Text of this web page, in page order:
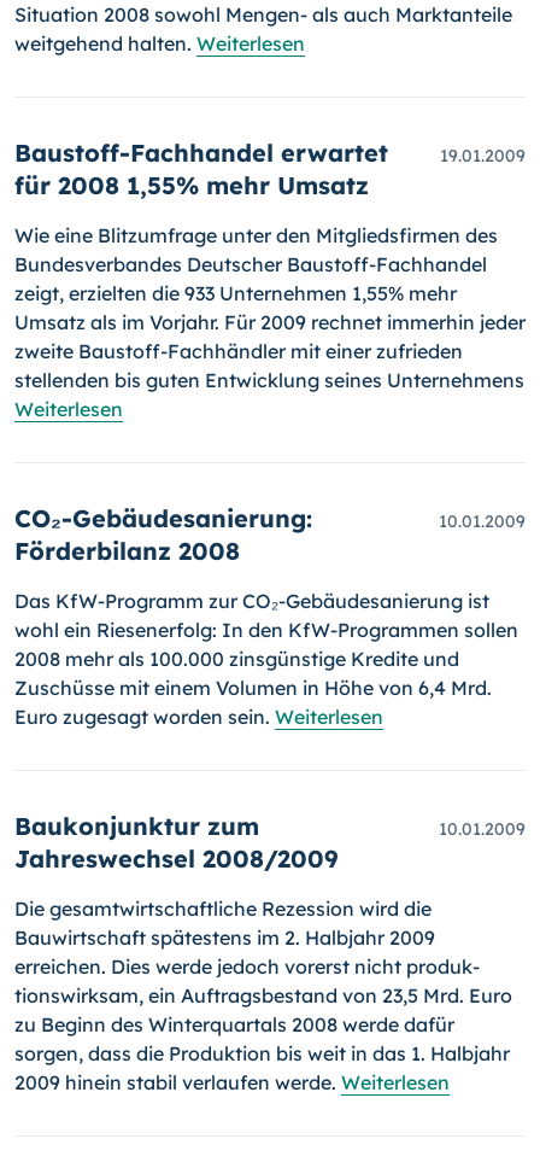
Situation 2008 sowohl Mengen- als auch Marktanteile
weitgehend halten. Weiterlesen
Baustoff-Fachhandel erwartet
für 2008 1,55% mehr Umsatz
19.01.2009
Wie eine Blitzumfrage unter den Mitgliedsfirmen des
Bundesverbandes Deutscher Baustoff-Fachhandel
zeigt, erzielten die 933 Unternehmen 1,55% mehr
Umsatz als im Vorjahr. Für 2009 rechnet immerhin jeder
zweite Baustoff-Fachhändler mit einer zufrieden
stellenden bis guten Entwicklung seines Unternehmens
Weiterlesen
CO₂-Gebäudesanierung:
Förderbilanz 2008
10.01.2009
Das KfW-Programm zur CO₂-Gebäudesanierung ist
wohl ein Riesen­er­folg: In den KfW-Programmen sollen
2008 mehr als 100.000 zinsgüns­tige Kredite und
Zuschüsse mit einem Volumen in Höhe von 6,4 Mrd.
Euro zugesagt worden sein. Weiterlesen
Baukonjunktur zum
Jahreswechsel 2008/2009
10.01.2009
Die gesamtwirtschaftliche Rezession wird die
Bauwirtschaft spätestens im 2. Halbjahr 2009
erreichen. Dies werde jedoch vorerst nicht pro­duk­
tionswirksam, ein Auftragsbestand von 23,5 Mrd. Euro
zu Beginn des Winterquartals 2008 werde dafür
sorgen, dass die Produktion bis weit in das 1. Halbjahr
2009 hinein stabil verlaufen werde. Weiterlesen